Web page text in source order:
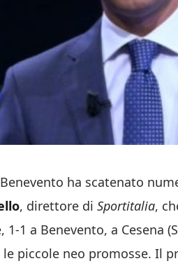
ha scatenato
, direttore di Sportitalia,
1 a Benevento, a Cesena
le piccole neo promosse. Il